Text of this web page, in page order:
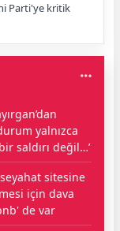
Parti'ye kritik
yalnızca
saldırı değil…’
sitesine
için dava
de var